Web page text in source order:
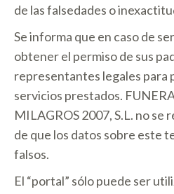
de las falsedades o
Se informa que en caso de
obtener el permiso de sus
representantes legales para
servicios prestados.
MILAGROS 2007, S.L. no se
de que los datos sobre este
falsos.
El “portal” sólo puede ser